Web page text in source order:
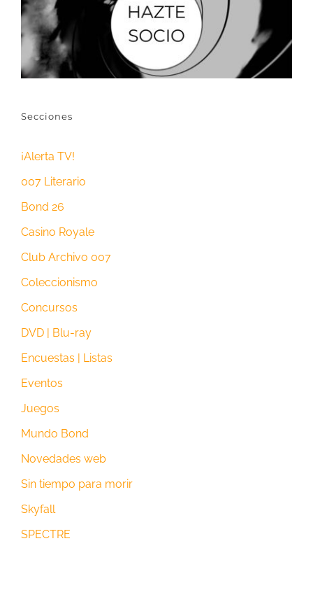
Secciones
¡Alerta TV!
007 Literario
Bond 26
Casino Royale
Club Archivo 007
Coleccionismo
Concursos
DVD | Blu-ray
Encuestas | Listas
Eventos
Juegos
Mundo Bond
Novedades web
Sin tiempo para morir
Skyfall
SPECTRE